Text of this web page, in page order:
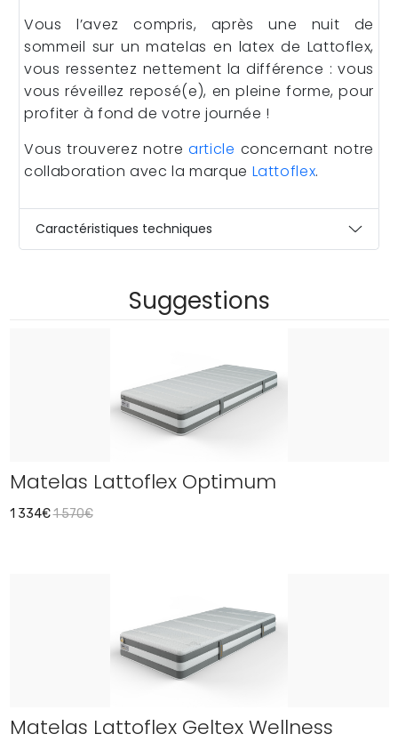
Vous l’avez compris, après une nuit de
sommeil sur un matelas en latex de Lattoflex,
vous ressentez nettement la différence : vous
vous réveillez reposé(e), en pleine forme, pour
profiter à fond de votre journée !
Vous trouverez notrearticle concernant notre
collaboration avec la marque Lattoflex.
Caractéristiques techniques
Suggestions
Matelas Lattoflex Optimum
1 334€1 570€
Matelas Lattoflex Geltex Wellness